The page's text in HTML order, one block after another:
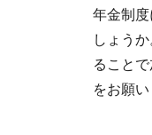
年金制
しょう
ること
をお願い